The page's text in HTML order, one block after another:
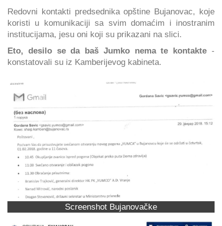
Redovni kontakti predsednika opštine Bujanovac, koje
koristi u komunikaciji sa svim domaćim i inostranim
institucijama, jesu oni koji su prikazani na slici.
Eto, desilo se da baš Jumko nema te kontakte -
konstatovali su iz Kamberijevog kabineta.
Screenshot Bujanovačke